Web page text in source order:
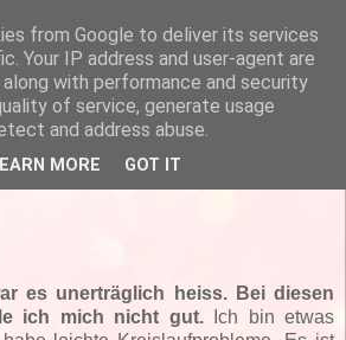
es unerträglich heiss. Bei diesen
ich mich nicht gut.Ich bin etwas
from Google to deliver its services
Your IP address and user-agent are
with performance and security
of service, generate usage
and address abuse.
MORE GOT IT